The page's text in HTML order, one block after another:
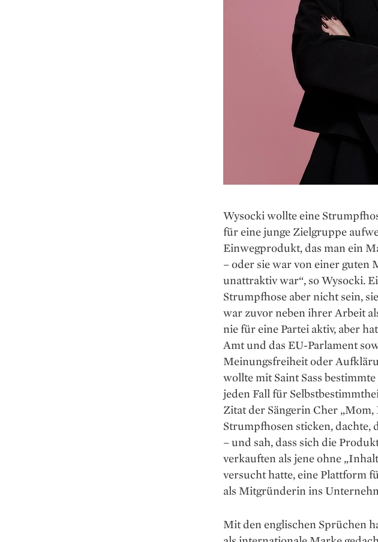
Wysocki wollte eine
für eine junge Zielgruppe
Einwegprodukt, das man ein
– oder sie war von einer guten
unattraktiv war“, so Wysocki.
Strumpfhose aber nicht sein,
war zuvor neben ihrer Arbeit
nie für eine Partei aktiv, aber
Amt und das EU-Parlament
Meinungsfreiheit oder
wollte mit Saint Sass
jeden Fall für
Zitat der Sängerin Cher
Strumpfhosen sticken, dachte,
– und sah, dass sich die
verkauften als jene ohne
versucht hatte, eine Plattform
als Mitgrün­derin ins
Mit den englischen Sprüchen